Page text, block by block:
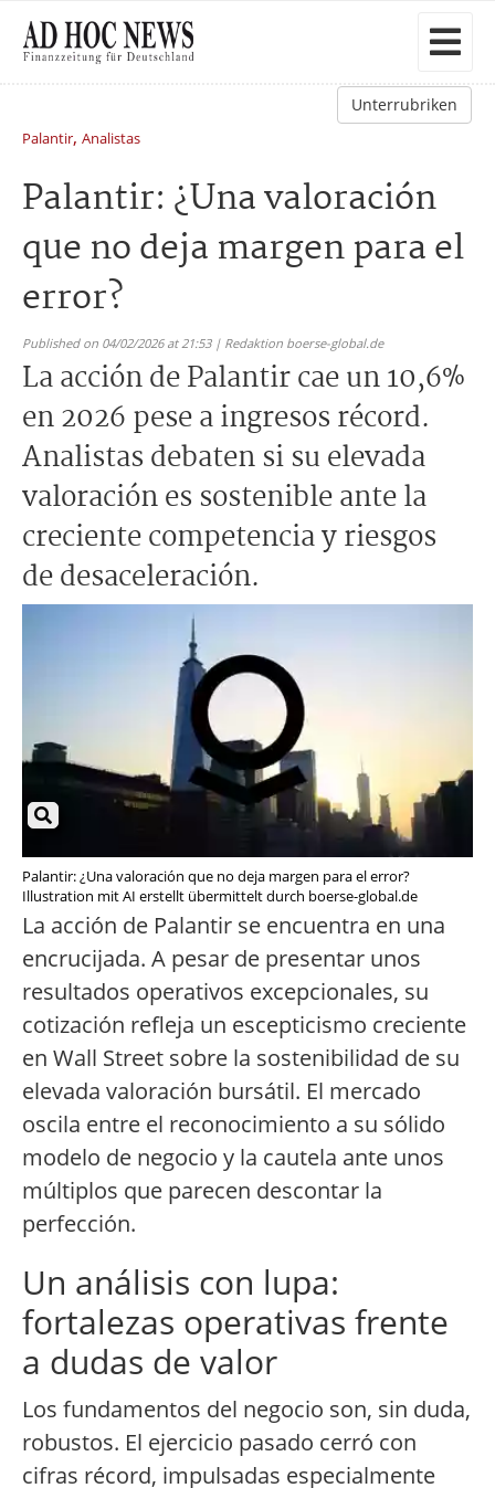
Unterrubriken
Palantir, Analistas
Palantir: ¿Una valoración
que no deja margen para el
error?
Published on 04/02/2026 at 21:53 | Redaktion boerse-global.de
La acción de Palantir cae un 10,6%
en 2026 pese a ingresos récord.
Analistas debaten si su elevada
valoración es sostenible ante la
creciente competencia y riesgos
de desaceleración.
Palantir: ¿Una valoración que no deja margen para el error?
Illustration mit AI erstellt übermittelt durch boerse-global.de
La acción de Palantir se encuentra en una
encrucijada. A pesar de presentar unos
resultados operativos excepcionales, su
cotización refleja un escepticismo creciente
en Wall Street sobre la sostenibilidad de su
elevada valoración bursátil. El mercado
oscila entre el reconocimiento a su sólido
modelo de negocio y la cautela ante unos
múltiplos que parecen descontar la
perfección.
Un análisis con lupa:
fortalezas operativas frente
a dudas de valor
Los fundamentos del negocio son, sin duda,
robustos. El ejercicio pasado cerró con
cifras récord, impulsadas especialmente